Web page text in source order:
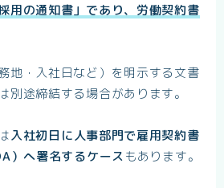
用の通知書」であり、労働契約書
地・入社日など）を明示する文書
別途締結する場合があります。
入社初日に人事部門で雇用契約書
）へ署名するケースもあります。